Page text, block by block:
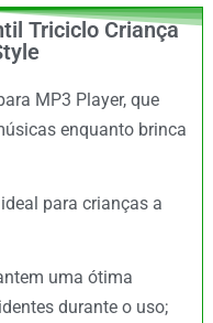
Triciclo Criança
MP3 Player, que
enquanto brinca
para crianças a
uma ótima
durante o uso;